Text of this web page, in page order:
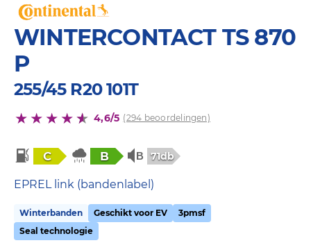
WINTERCONTACT TS 870
P
255/45 R20 101T
4,6/5 (294 beoordelingen)
C B 71db
EPREL link (bandenlabel)
Winterbanden Geschikt voor EV
3pmsf
Seal technologie